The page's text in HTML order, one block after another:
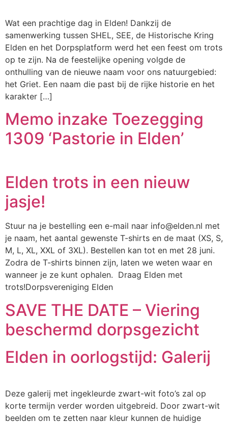
Wat een prachtige dag in Elden! Dankzij de
samenwerking tussen SHEL, SEE, de Historische Kring
Elden en het Dorpsplatform werd het een feest om trots
op te zijn. Na de feestelijke opening volgde de
onthulling van de nieuwe naam voor ons natuurgebied:
het Griet. Een naam die past bij de rijke historie en het
karakter […]
Memo inzake Toezegging
1309 ‘Pastorie in Elden’
Elden trots in een nieuw
jasje!
Stuur na je bestelling een e-mail naar info@elden.nl met
je naam, het aantal gewenste T-shirts en de maat (XS, S,
M, L, XL, XXL of 3XL). Bestellen kan tot en met 28 juni.
Zodra de T-shirts binnen zijn, laten we weten waar en
wanneer je ze kunt ophalen. Draag Elden met
trots!Dorpsvereniging Elden
SAVE THE DATE – Viering
beschermd dorpsgezicht
Elden in oorlogstijd: Galerij
Deze galerij met ingekleurde zwart-wit foto’s zal op
korte termijn verder worden uitgebreid. Door zwart-wit
beelden om te zetten naar kleur kunnen de huidige